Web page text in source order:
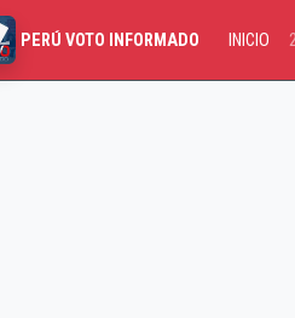
PERÚ VOTO INFORMADO INICIO